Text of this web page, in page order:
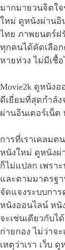
มากมายวนจิตใ
ใหม่ ดูหนังผ่านอิ
ไทย ภาพยนตร์ฝ
ทุกคนได้คัดเลือ
หายห่วง ไม่มีเชื้
Movie2k ดูหนัง
ดีเยี่ยมที่สุดกำลั
ผ่านอินเตอร์เน็ต
การที่เราเคลมต
หนังใหม่ ดูหนังผ่
ก็ไม่แปลก เพรา
และตามมาตรฐ
จัดแจงระบบกา
หนังออนไลน์ หนั
จะเช่นเดียวกับ
ก่ายกอง ไม่ว่าจะ
เหตุว่าเรา เว็บ